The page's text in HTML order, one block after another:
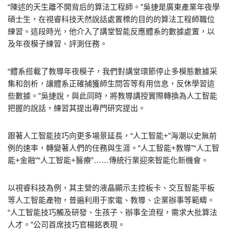
“陳述的天生離不開背后的算法工程師。”吳捷是廣東產業年夜學
碩士生，在視睿科技天然說話處置標的目的的算法工程師職位
練習。這段時光，他介入了講堂智能反應體系的數據處置，以
及年夜模子練習、評測任務。
“體系搭載了教導年夜模子，我們對講堂環節停止多模態數據采
集和剖析，讓體系正確捕獲師生問答等有用信息，反休學習這
些數據。”吳捷說，與此同時，將教導講授實際轉換為人工智能
把握的說話，練習其提出專門研究提出。
跟著人工智能技巧向更多場景延長，“人工智能+”海潮以史無前
例的速率，轉變著人們的任務與生涯。“人工智能+教導”“人工智
能+金融”“人工智能+醫療”……傳統行業迎來智能化新機會。
以視睿科技為例，其主營的液晶顯示主控板卡、交互智能平板
等人工智能產物，普遍利用于家電、教導、企業辦事等範疇。
“人工智能技巧觸及研發、生孩子、辦事全流程，需求大批算法
人才。”公司首席技巧官楊銘表現。